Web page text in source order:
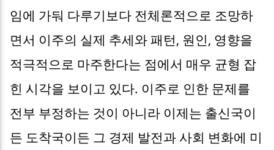
임에 가둬 다루기보다 전체론적으로 조망하
면서 이주의 실제 추세와 패턴, 원인, 영향을
적극적으로 마주한다는 점에서 매우 균형 잡
힌 시각을 보이고 있다. 이주로 인한 문제를
전부 부정하는 것이 아니라 이제는 출신국이
든 도착국이든 그 경제 발전과 사회 변화에 미